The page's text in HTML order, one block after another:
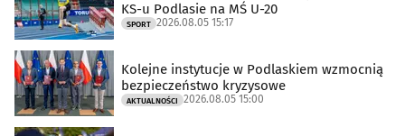
KS-u Podlasie na MŚ U-20
SPORT 2026.08.05 15:17
Kolejne instytucje w Podlaskiem wzmocnią
bezpieczeństwo kryzysowe
AKTUALNOŚCI 2026.08.05 15:00